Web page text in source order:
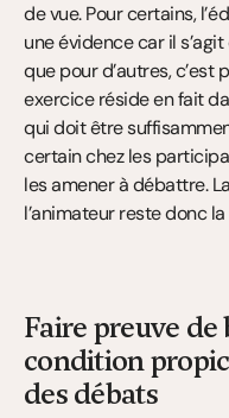
de vue. Pour certains,
une évidence car il
que pour d’autres,
exercice réside en fait
qui doit être
certain chez les
les amener à débattre.
l’animateur reste donc
Faire preuve
condition
des débats